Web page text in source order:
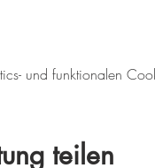
regionale
und funktionalen
teilen